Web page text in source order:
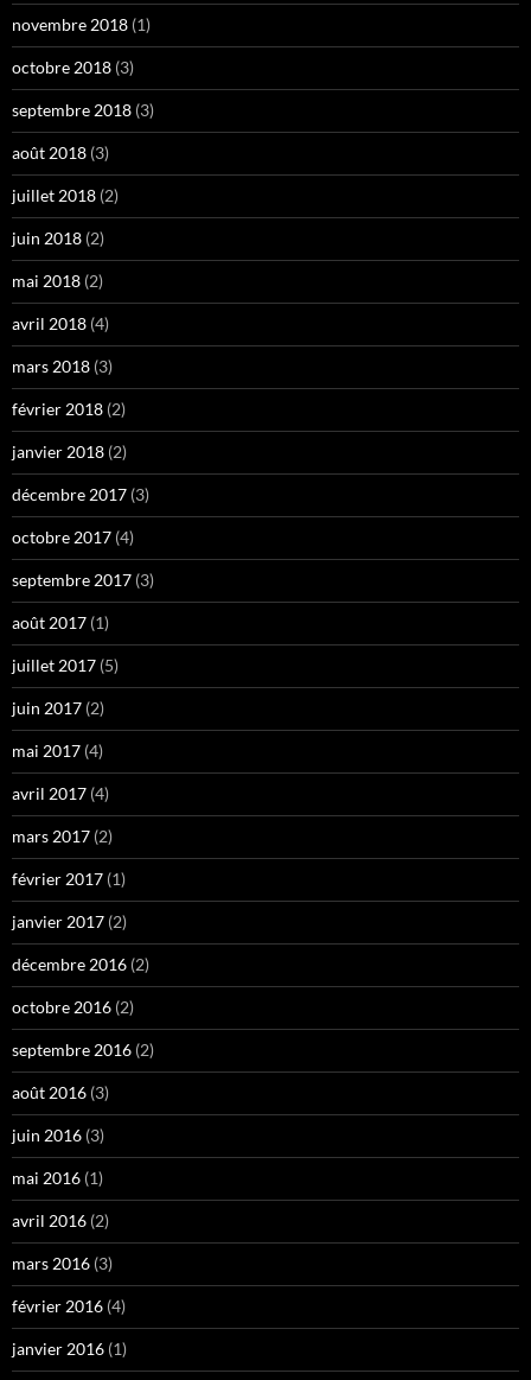
novembre 2018 (1)
octobre 2018 (3)
septembre 2018 (3)
août 2018 (3)
juillet 2018 (2)
juin 2018 (2)
mai 2018 (2)
avril 2018 (4)
mars 2018 (3)
février 2018 (2)
janvier 2018 (2)
décembre 2017 (3)
octobre 2017 (4)
septembre 2017 (3)
août 2017 (1)
juillet 2017 (5)
juin 2017 (2)
mai 2017 (4)
avril 2017 (4)
mars 2017 (2)
février 2017 (1)
janvier 2017 (2)
décembre 2016 (2)
octobre 2016 (2)
septembre 2016 (2)
août 2016 (3)
juin 2016 (3)
mai 2016 (1)
avril 2016 (2)
mars 2016 (3)
février 2016 (4)
janvier 2016 (1)